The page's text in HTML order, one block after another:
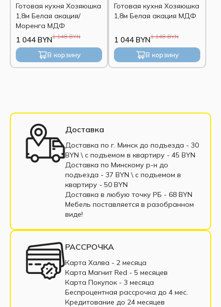
Готовая кухня Хозяюшка
1,8м Белая акация/
Моренга МДФ
1 148 BYN
1 044 BYN
В корзину
Готовая кухня Хозяюшка
1,8м Белая акация МДФ
1 148 BYN
1 044 BYN
В корзину
Доставка
Доставка по г. Минск до подъезда - 30
BYN \ c подъемом в квартиру - 45 BYN
Доставка по Минскому р-н до
подъезда - 37 BYN \ c подъемом в
квартиру - 50 BYN
Доставка в любую точку РБ - 68 BYN
Мебель поставляется в разобранном
виде!
РАССРОЧКА
Карта Халва - 2 месяца
Карта Магнит Red - 5 месяцев
Карта Покупок - 3 месяца
Беспроцентная рассрочка до 4 мес.
Кредитование до 24 месяцев